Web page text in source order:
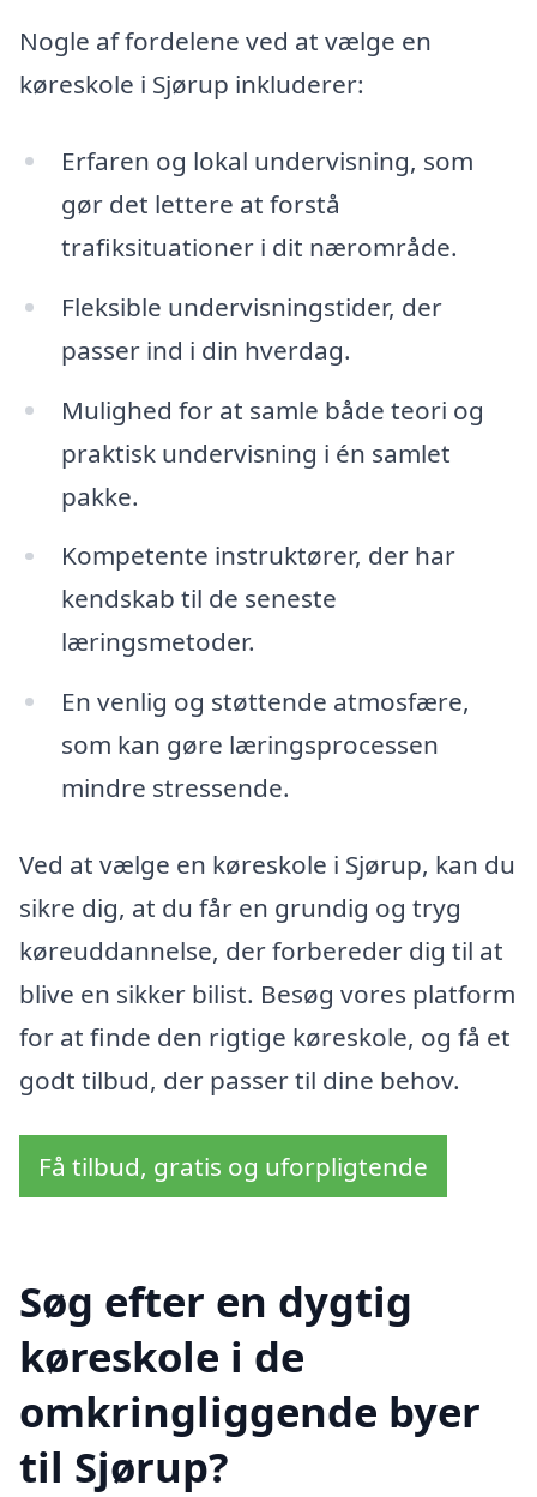
Nogle af fordelene ved at vælge en
køreskole i Sjørup inkluderer:
Erfaren og lokal undervisning, som
gør det lettere at forstå
trafiksituationer i dit nærområde.
Fleksible undervisningstider, der
passer ind i din hverdag.
Mulighed for at samle både teori og
praktisk undervisning i én samlet
pakke.
Kompetente instruktører, der har
kendskab til de seneste
læringsmetoder.
En venlig og støttende atmosfære,
som kan gøre læringsprocessen
mindre stressende.
Ved at vælge en køreskole i Sjørup, kan du
sikre dig, at du får en grundig og tryg
køreuddannelse, der forbereder dig til at
blive en sikker bilist. Besøg vores platform
for at finde den rigtige køreskole, og få et
godt tilbud, der passer til dine behov.
Få tilbud, gratis og uforpligtende
Søg efter en dygtig
køreskole i de
omkringliggende byer
til Sjørup?